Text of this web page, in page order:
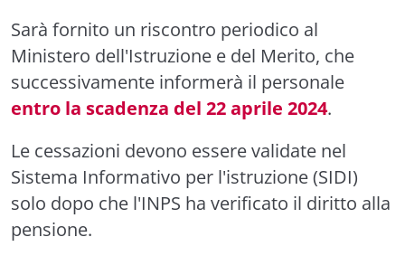
Sarà fornito un riscontro periodico al
Ministero dell'Istruzione e del Merito, che
successivamente informerà il personale
entro la scadenza del 22 aprile 2024.
Le cessazioni devono essere validate nel
Sistema Informativo per l'istruzione (SIDI)
solo dopo che l'INPS ha verificato il diritto alla
pensione.